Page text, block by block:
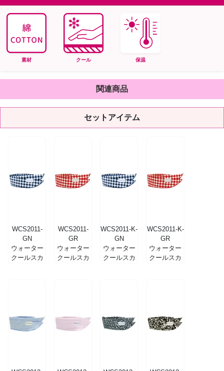
素材 クール 保温
関連商品
セットアイテム
WCS2011-
GN
ウォーター
クールスカ
WCS2011-
GR
ウォーター
クールスカ
WCS2011-K-
GN
ウォーター
クールスカ
WCS2011-K-
GR
ウォーター
クールスカ